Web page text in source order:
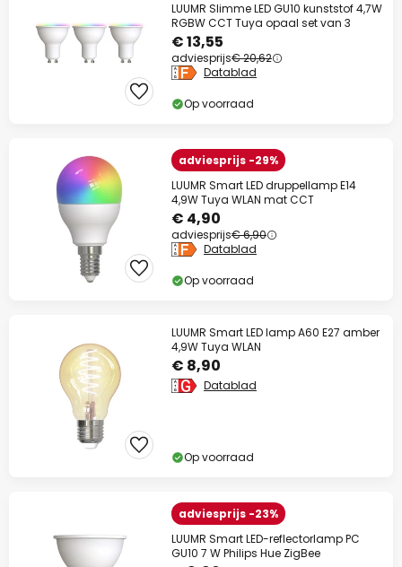
LUUMR Slimme LED GU10 kunststof 4,7W
RGBW CCT Tuya opaal set van 3
€ 13,55
adviesprijs€ 20,62
Datablad
Op voorraad
adviesprijs -29%
LUUMR Smart LED druppellamp E14
4,9W Tuya WLAN mat CCT
€ 4,90
adviesprijs€ 6,90
Datablad
Op voorraad
LUUMR Smart LED lamp A60 E27 amber
4,9W Tuya WLAN
€ 8,90
Datablad
Op voorraad
adviesprijs -23%
LUUMR Smart LED-reflectorlamp PC
GU10 7 W Philips Hue ZigBee